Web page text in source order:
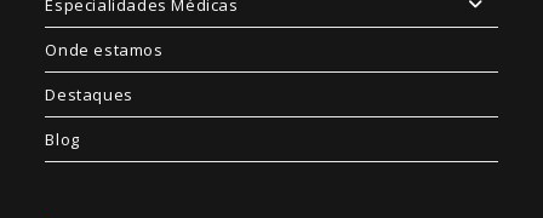
Especialidades Médicas
Onde estamos
Destaques
Blog